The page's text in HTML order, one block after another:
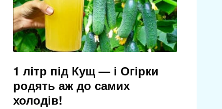
1 літр під Кущ — і Огірки
родять аж до самих
холодів!